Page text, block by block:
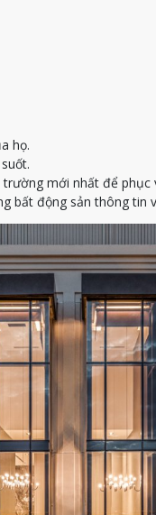
họ.
mới nhất để phục
bất động sản thông tin